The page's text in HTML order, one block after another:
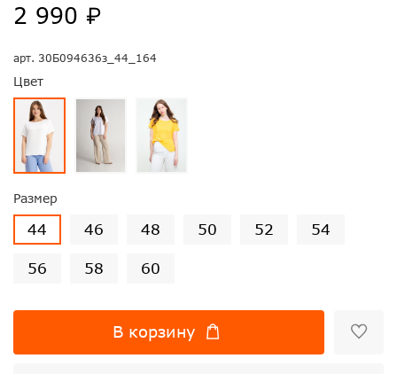
арт. 30Б094636з_44_164
Цвет
Размер
44 46 48 50 52 54
56 58 60
2 990 ₽
В корзину